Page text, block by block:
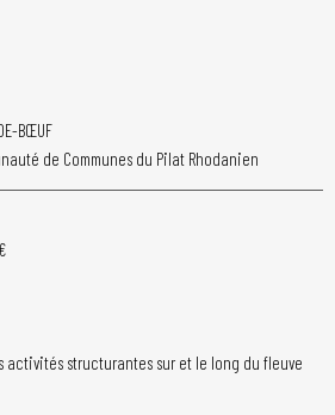
BŒUF
de Communes du Pilat Rhodanien
activités structurantes sur et le long du fleuve